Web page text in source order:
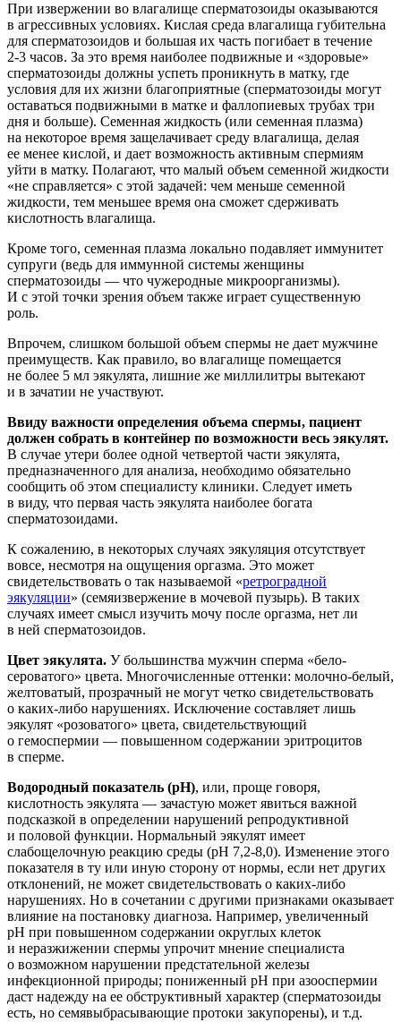
При извержении во влагалище сперматозоиды оказываются
в агрессивных условиях. Кислая среда влагалища губительна
для сперматозоидов и большая их часть погибает в течение
2-3 часов. За это время наиболее подвижные и «здоровые»
сперматозоиды должны успеть проникнуть в матку, где
условия для их жизни благоприятные (сперматозоиды могут
оставаться подвижными в матке и фаллопиевых трубах три
дня и больше). Семенная жидкость (или семенная плазма)
на некоторое время защелачивает среду влагалища, делая
ее менее кислой, и дает возможность активным спермиям
уйти в матку. Полагают, что малый объем семенной жидкости
«не справляется» с этой задачей: чем меньше семенной
жидкости, тем меньшее время она сможет сдерживать
кислотность влагалища.
Кроме того, семенная плазма локально подавляет иммунитет
супруги (ведь для иммунной системы женщины
сперматозоиды — что чужеродные микроорганизмы).
И с этой точки зрения объем также играет существенную
роль.
Впрочем, слишком большой объем спермы не дает мужчине
преимуществ. Как правило, во влагалище помещается
не более 5 мл эякулята, лишние же миллилитры вытекают
и в зачатии не участвуют.
Ввиду важности определения объема спермы, пациент
должен собрать в контейнер по возможности весь эякулят.
В случае утери более одной четвертой части эякулята,
предназначенного для анализа, необходимо обязательно
сообщить об этом специалисту клиники. Следует иметь
в виду, что первая часть эякулята наиболее богата
сперматозоидами.
К сожалению, в некоторых случаях эякуляция отсутствует
вовсе, несмотря на ощущения оргазма. Это может
свидетельствовать о так называемой «ретроградной
эякуляции» (семяизвержение в мочевой пузырь). В таких
случаях имеет смысл изучить мочу после оргазма, нет ли
в ней сперматозоидов.
Цвет эякулята. У большинства мужчин сперма «бело-
сероватого» цвета. Многочисленные оттенки: молочно-белый,
желтоватый, прозрачный не могут четко свидетельствовать
о каких-либо нарушениях. Исключение составляет лишь
эякулят «розоватого» цвета, свидетельствующий
о гемоспермии — повышенном содержании эритроцитов
в сперме.
Водородный показатель (pH), или, проще говоря,
кислотность эякулята — зачастую может явиться важной
подсказкой в определении нарушений репродуктивной
и половой функции. Нормальный эякулят имеет
слабощелочную реакцию среды (pH 7,2-8,0). Изменение этого
показателя в ту или иную сторону от нормы, если нет других
отклонений, не может свидетельствовать о каких-либо
нарушениях. Но в сочетании с другими признаками оказывает
влияние на постановку диагноза. Например, увеличенный
pH при повышенном содержании округлых клеток
и неразжижении спермы упрочит мнение специалиста
о возможном нарушении предстательной железы
инфекционной природы; пониженный pH при азооспермии
даст надежду на ее обструктивный характер (сперматозоиды
есть, но семявыбрасывающие протоки закупорены), и т.д.